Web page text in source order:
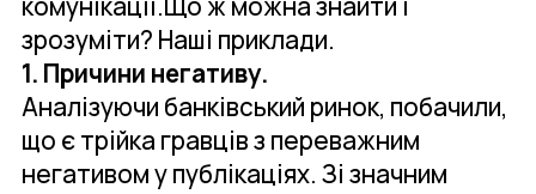
зрозуміти? Наші приклади.
1. Причини негативу.
Аналізуючи банківський ринок, побачили,
що є трійка гравців з переважним
негативом у публікаціях. Зі значним